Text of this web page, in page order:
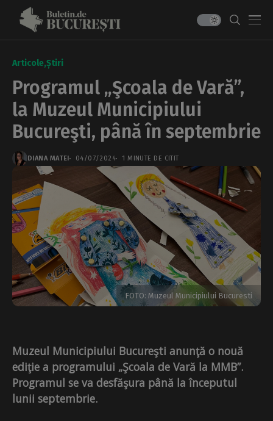
Articole Știri
Programul „Şcoala de Vară”,
la Muzeul Municipiului
Bucureşti, până în septembrie
DIANA MATEI 04/07/2024 1 MINUTE DE CITIT
FOTO: Muzeul Municipiului Bucuresti
Muzeul Municipiului Bucureşti anunţă o nouă
ediţie a programului „Şcoala de Vară la MMB”.
Programul se va desfăşura până la începutul
lunii septembrie.